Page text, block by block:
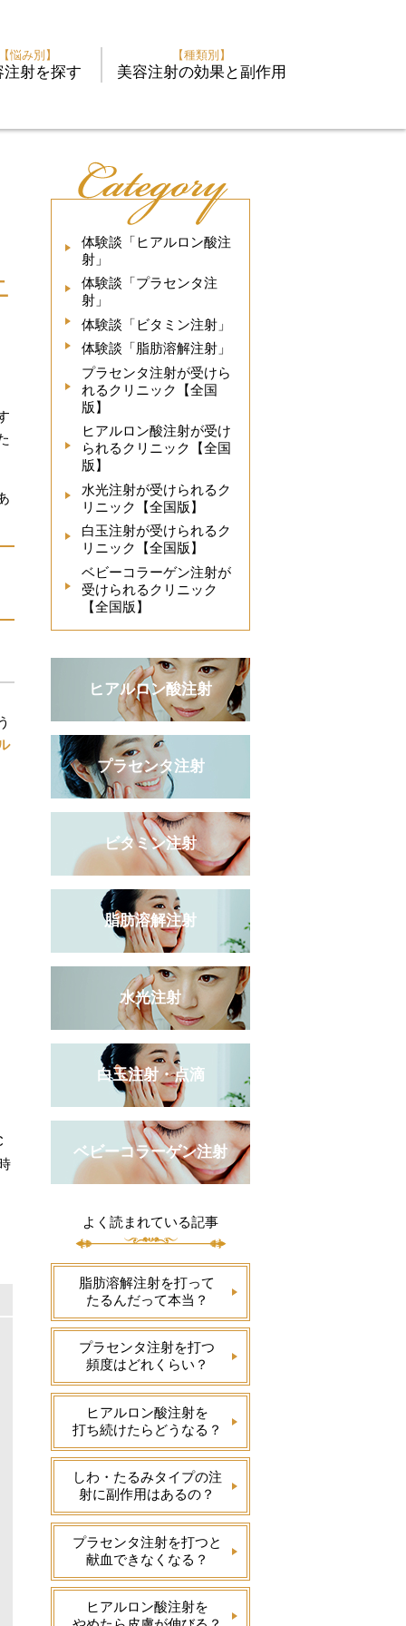
【悩み別】
注射を探す
【種類別】
美容注射の効果と副作用
体験談「ヒアルロン酸注
射」
体験談「プラセンタ注
射」
体験談「ビタミン注射」
体験談「脂肪溶解注射」
プラセンタ注射が受けら
れるクリニック【全国
版】
ヒアルロン酸注射が受け
られるクリニック【全国
版】
水光注射が受けられるク
リニック【全国版】
白玉注射が受けられるク
リニック【全国版】
ベビーコラーゲン注射が
受けられるクリニック
【全国版】
ヒアルロン酸注射
プラセンタ注射
ビタミン注射
脂肪溶解注射
水光注射
白玉注射・点滴
ベビーコラーゲン注射
よく読まれている記事
脂肪溶解注射を打って
たるんだって本当？
プラセンタ注射を打つ
頻度はどれくらい？
ヒアルロン酸注射を
打ち続けたらどうなる？
しわ・たるみタイプの注
射に副作用はあるの？
プラセンタ注射を打つと
献血できなくなる？
ヒアルロン酸注射を